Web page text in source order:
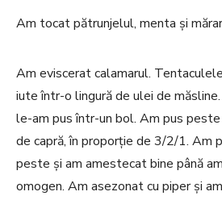
Am tocat pătrunjelul, menta și
Am eviscerat calamarul.
iute într-o lingură de ulei de
le-am pus într-un bol. Am pus
de capră, în proporție de 3/2/1. Am
peste și am amestecat bine până
omogen. Am asezonat cu piper și